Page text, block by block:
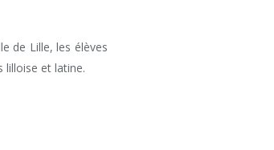
de Lille, les élèves
lilloise et latine.